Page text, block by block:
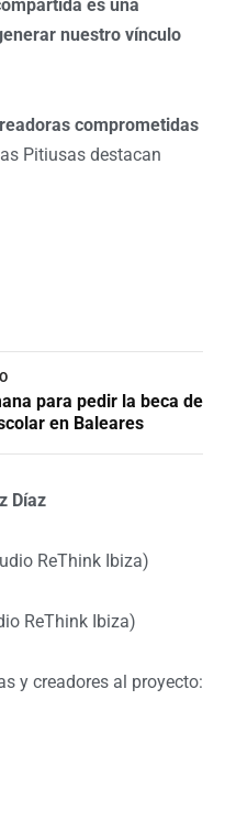
es una
nuestro vínculo
comprometidas
Pitiusas destacan
para pedir la beca de
en Baleares
Díaz
ReThink Ibiza)
ReThink Ibiza)
y creadores al proyecto: